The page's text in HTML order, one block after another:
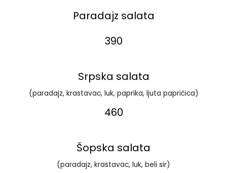
Paradajz salata
390
Srpska salata
(paradajz, krastavac, luk, paprika, ljuta papričica)
460
Šopska salata
(paradajz, krastavac, luk, beli sir)